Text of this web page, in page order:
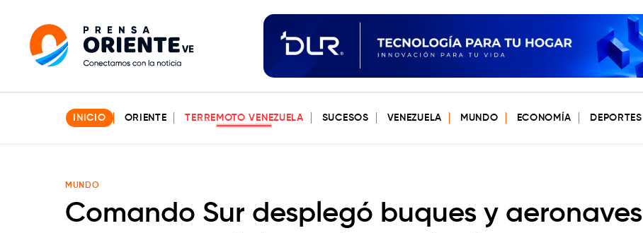
INICIO ORIENTE TERREMOTO VENEZUELA SUCESOS VENEZUELA MUNDO ECONOMÍA DEPORTES
MUNDO
Comando Sur desplegó buques y aeronaves